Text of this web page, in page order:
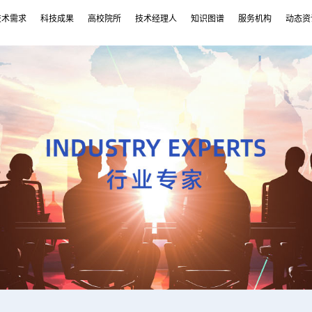
术需求 科技成果 高校院所 技术经理人 知识图谱 服务机构 动态